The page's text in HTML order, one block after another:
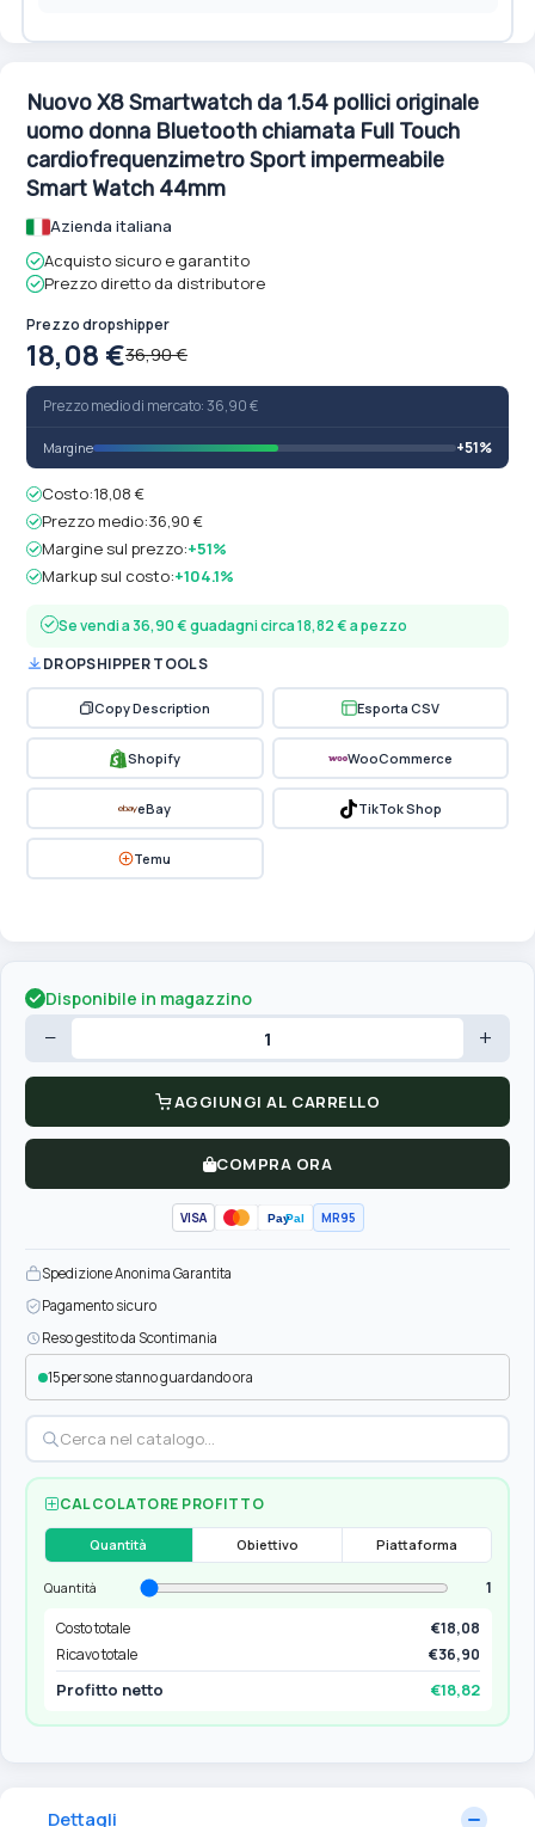
Nuovo X8 Smartwatch da 1.54 pollici originale
uomo donna Bluetooth chiamata Full Touch
cardiofrequenzimetro Sport impermeabile
Smart Watch 44mm
Azienda italiana
Acquisto sicuro e garantito
Prezzo diretto da distributore
Prezzo dropshipper
18,08 €36,90 €
Prezzo medio di mercato: 36,90 €
Margine +51%
Costo:18,08 €
Prezzo medio:36,90 €
Margine sul prezzo:+51%
Markup sul costo:+104.1%
Se vendi a 36,90 € guadagni circa 18,82 € a pezzo
DROPSHIPPER TOOLS
Copy Description Esporta CSV
Shopify WooCommerce
eBay TikTok Shop
Temu
Disponibile in magazzino
− +
AGGIUNGI AL CARRELLO
COMPRA ORA
VISA PayPal MR95
Spedizione Anonima Garantita
Pagamento sicuro
Reso gestito da Scontimania
15persone stanno guardando ora
CALCOLATORE PROFITTO
Quantità Obiettivo Piattaforma
Quantità
1
Costo totale
€18,08
Ricavo totale
€36,90
Profitto netto €18,82
Dettagli